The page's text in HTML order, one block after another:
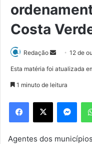
Costa
Redação
d
e
m
e
12 de
Esta matéria foi atualizada
1 minuto de leitura
Agentes dos